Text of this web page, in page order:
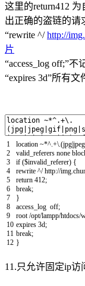
这里的return412
出正确的盗链的请
“rewrite ^/http://
片
“access_log off;”
“expires 3d”所有
1
2
3
4
5
6
7
8
9
10
11
12
location ~*^ +\ (jpg|jpeg
valid_referers none
if ($invalid_referer) {
rewrite ^/ http://
return 412;
break;
}
access_log off;
root /opt/lampp/htdocs/
expires 3d;
break;
}
11.只允许固定ip